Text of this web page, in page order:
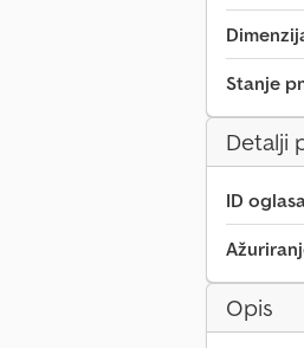
Stanje
Detalji
ID
Opis